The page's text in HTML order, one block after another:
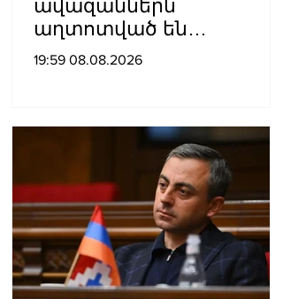
ավազաններն
աղտոտված են
թունավոր քիմիական
19:59 08.08.2026